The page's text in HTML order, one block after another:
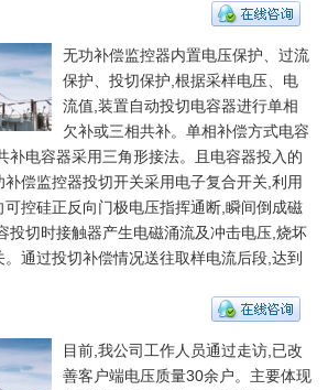
无功补偿监控器内置电压保护、过流
保护、投切保护,根据采样电压、电
流值,装置自动投切电容器进行单相
欠补或三相共补。单相补偿方式电容
补电容器采用三角形接法。且电容器投入的
偿监控器投切开关采用电子复合开关,利用
控硅正反向门极电压指挥通断,瞬间倒成磁
投切时接触器产生电磁涌流及冲击电压,烧坏
通过投切补偿情况送往取样电流后段,达到
目前,我公司工作人员通过走访,已改
善客户端电压质量30余户。主要体现